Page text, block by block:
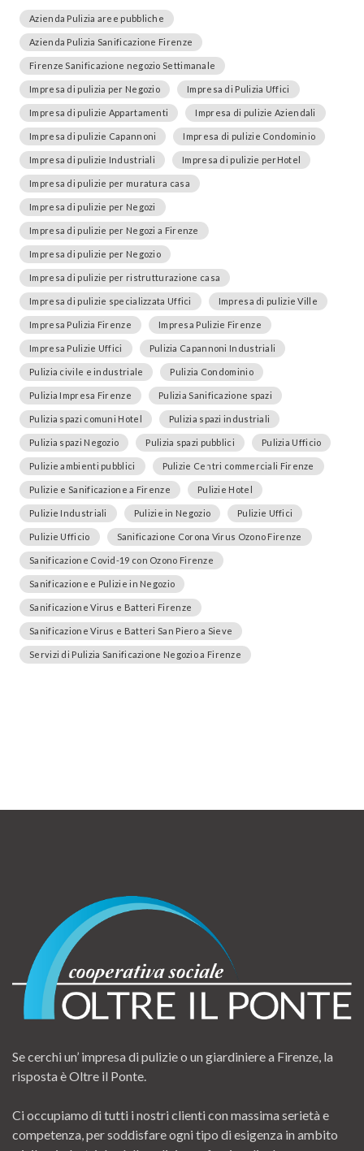
Azienda Pulizia aree pubbliche
Azienda Pulizia Sanificazione Firenze
Firenze Sanificazione negozio Settimanale
Impresa di pulizia per Negozio Impresa di Pulizia Uffici
Impresa di pulizie Appartamenti Impresa di pulizie Aziendali
Impresa di pulizie Capannoni Impresa di pulizie Condominio
Impresa di pulizie Industriali Impresa di pulizie perHotel
Impresa di pulizie per muratura casa
Impresa di pulizie per Negozi
Impresa di pulizie per Negozi a Firenze
Impresa di pulizie per Negozio
Impresa di pulizie per ristrutturazione casa
Impresa di pulizie specializzata Uffici Impresa di pulizie Ville
Impresa Pulizia Firenze Impresa Pulizie Firenze
Impresa Pulizie Uffici Pulizia Capannoni Industriali
Pulizia civile e industriale Pulizia Condominio
Pulizia Impresa Firenze Pulizia Sanificazione spazi
Pulizia spazi comuni Hotel Pulizia spazi industriali
Pulizia spazi Negozio Pulizia spazi pubblici Pulizia Ufficio
Pulizie ambienti pubblici Pulizie Centri commerciali Firenze
Pulizie e Sanificazione a Firenze Pulizie Hotel
Pulizie Industriali Pulizie in Negozio Pulizie Uffici
Pulizie Ufficio Sanificazione Corona Virus Ozono Firenze
Sanificazione Covid-19 con Ozono Firenze
Sanificazione e Pulizie in Negozio
Sanificazione Virus e Batteri Firenze
Sanificazione Virus e Batteri San Piero a Sieve
Servizi di Pulizia Sanificazione Negozio a Firenze
Se cerchi un’ impresa di pulizie o un giardiniere a Firenze, la
risposta è Oltre il Ponte.
Ci occupiamo di tutti i nostri clienti con massima serietà e
competenza, per soddisfare ogni tipo di esigenza in ambito